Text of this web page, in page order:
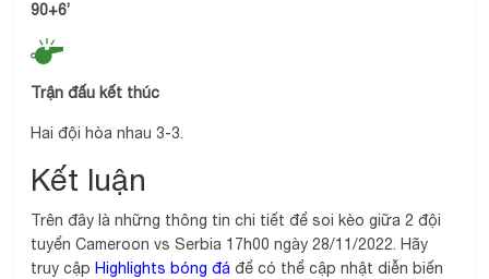
90+6’
Trận đấu kết thúc
Hai đội hòa nhau 3-3.
Kết luận
Trên đây là những thông tin chi tiết để soi kèo giữa 2 đội
tuyển Cameroon vs Serbia 17h00 ngày 28/11/2022. Hãy
truy cập Highlights bóng đá để có thể cập nhật diễn biến